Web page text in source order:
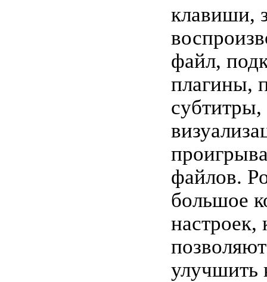
клавиши,
файл,
плагины,
файлов.
большое
настроек,
улучшить